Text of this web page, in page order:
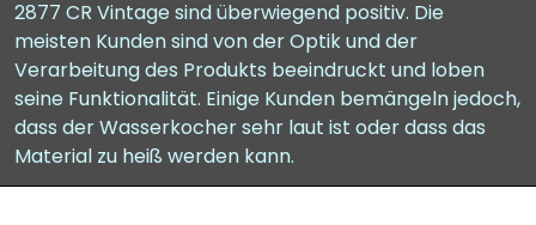
2877 CR Vintage sind überwiegend positiv. Die
meisten Kunden sind von der Optik und der
Verarbeitung des Produkts beeindruckt und loben
seine Funktionalität. Einige Kunden bemängeln jedoch,
dass der Wasserkocher sehr laut ist oder dass das
Material zu heiß werden kann.